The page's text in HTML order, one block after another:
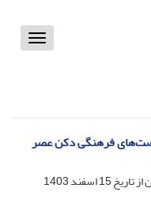
Toggle
فرهنگی دکن عصر
تاریخ15 اسفند 1403